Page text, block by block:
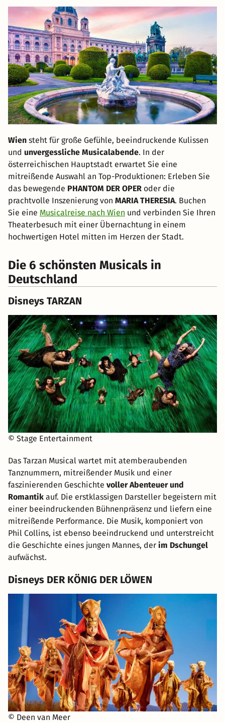
Wien steht für große Gefühle, beeindruckende Kulissen
und unvergessliche Musicalabende. In der
österreichischen Hauptstadt erwartet Sie eine
mitreißende Auswahl an Top-Produktionen: Erleben Sie
das bewegende PHANTOM DER OPER oder die
prachtvolle Inszenierung von MARIA THERESIA. Buchen
Sie eine Musicalreise nach Wien und verbinden Sie Ihren
Theaterbesuch mit einer Übernachtung in einem
hochwertigen Hotel mitten im Herzen der Stadt.
Die 6 schönsten Musicals in
Deutschland
Disneys TARZAN
© Stage Entertainment
Das Tarzan Musical wartet mit atemberaubenden
Tanznummern, mitreißender Musik und einer
faszinierenden Geschichte voller Abenteuer und
Romantik auf. Die erstklassigen Darsteller begeistern mit
einer beeindruckenden Bühnenpräsenz und liefern eine
mitreißende Performance. Die Musik, komponiert von
Phil Collins, ist ebenso beeindruckend und unterstreicht
die Geschichte eines jungen Mannes, der im Dschungel
aufwächst.
Disneys DER KÖNIG DER LÖWEN
© Deen van Meer